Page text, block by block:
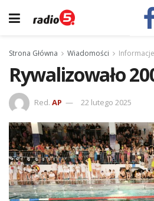
Strona Główna Wiadomości Informacje
Rywalizowało
Red. AP 22 lutego 2025